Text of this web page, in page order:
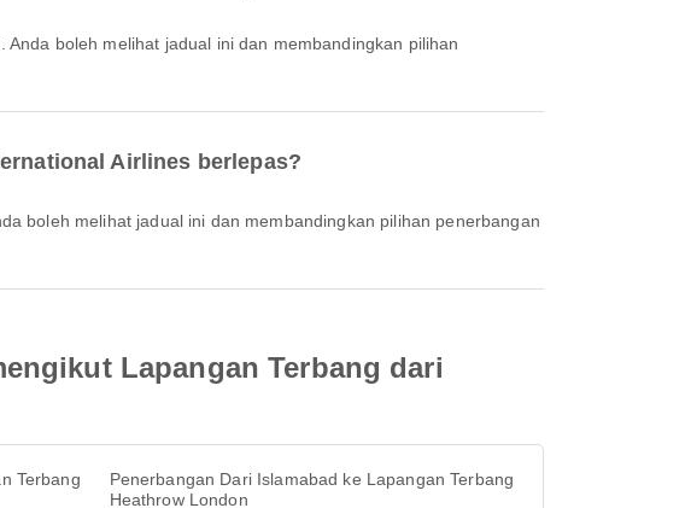
Airlines berlepas?
Lapangan Terbang dari
Terbang
Penerbangan Dari Islamabad ke Lapangan Terbang
Heathrow London